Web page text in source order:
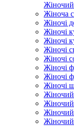
Жіноча
Жіночі
Жіночі
Жіночі
Жіночі
Жіночі
Жіночі
Жіночі
Жіночі
Жіночий
Жіночий
Жіночий